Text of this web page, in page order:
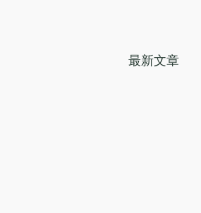
最新文章